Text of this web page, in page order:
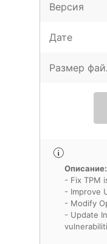
Версия
Дате
Размер
Описание:
- Fix TPM
- Improve
- Modify
- Update